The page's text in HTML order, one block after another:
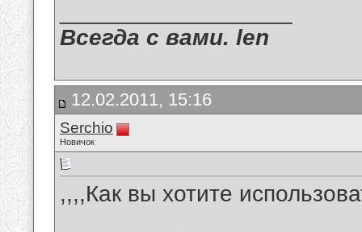
Всегда с вами. len
12.02.2011, 15:16
Serchio
Новичок
,,,,Как вы хотите